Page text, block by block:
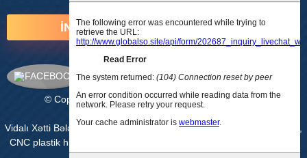
İNDİ SORUŞUN
© Copyright - 2010-2025: Bütün hüquqlar qorunur.
Vidalı Xətti Bələdçi Dəmiryol Hərəkət Mərhələsi,Cnc emal xidmətləri ,
CNC plastik hissələri